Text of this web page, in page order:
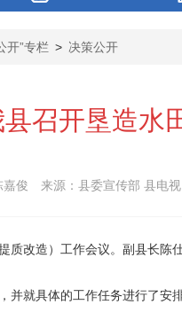
开”专栏 > 决策公开
召开垦造水
嘉俊 来源：县委宣传部 县电
改造）工作会议。副县长陈仕
就具体的工作任务进行了安排